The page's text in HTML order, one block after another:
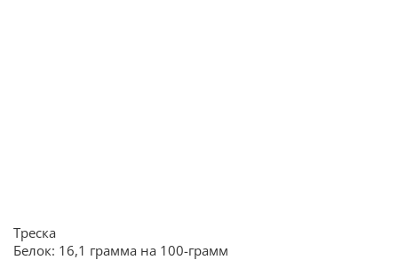
Треска
Белок: 16,1 грамма на 100-грамм